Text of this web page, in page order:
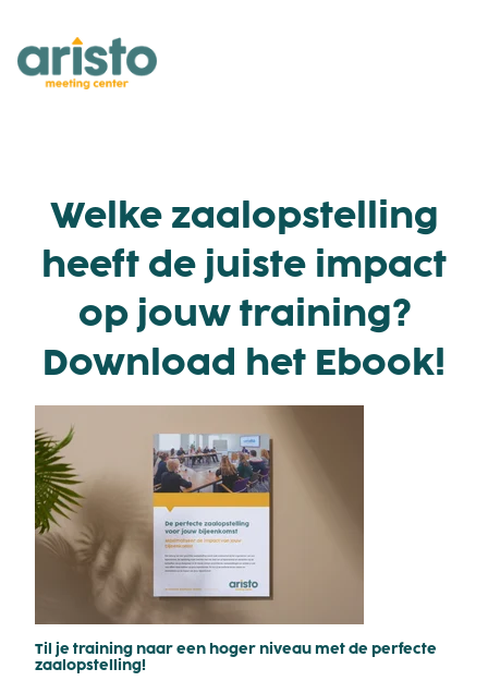
Welke zaalopstelling
heeft de juiste impact
op jouw training?
Download het Ebook!
Til je training naar een hoger niveau met de perfecte
zaalopstelling!